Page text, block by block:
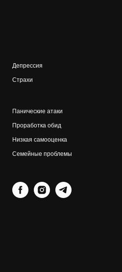
Депрессия
Страхи
Панические атаки
Проработка обид
Низкая самооценка
Семейные проблемы